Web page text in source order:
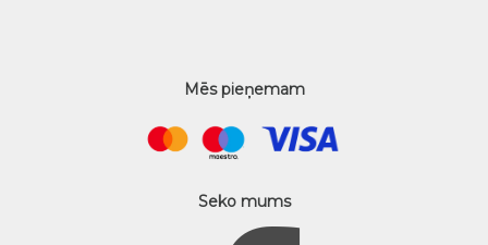
Mēs pieņemam
Seko mums